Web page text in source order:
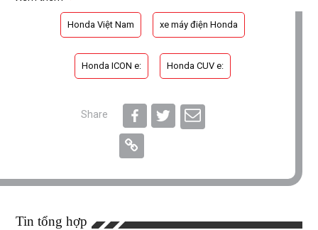
Honda Việt Nam xe máy điện Honda
Honda ICON e: Honda CUV e:
Share
Tin tổng hợp